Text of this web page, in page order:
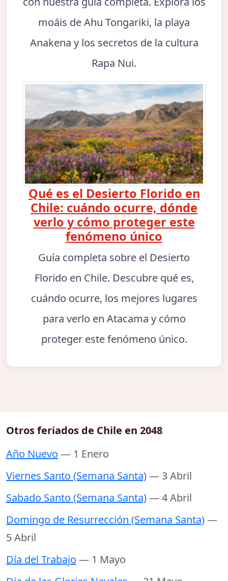
moáis de Ahu Tongariki, la playa
Anakena y los secretos de la cultura
Rapa Nui.
Qué es el Desierto Florido en
Chile: cuándo ocurre, dónde
verlo y cómo proteger este
fenómeno único
Guía completa sobre el Desierto
Florido en Chile. Descubre qué es,
cuándo ocurre, los mejores lugares
para verlo en Atacama y cómo
proteger este fenómeno único.
Otros feriados de Chile en 2048
Año Nuevo — 1 Enero
Viernes Santo (Semana Santa)— 3 Abril
Sabado Santo (Semana Santa)— 4 Abril
Domingo de Resurrección (Semana Santa)—
5 Abril
Día del Trabajo — 1 Mayo